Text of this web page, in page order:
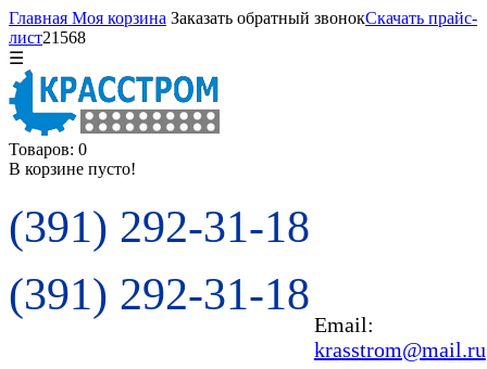
Главная Моя корзина Заказать обратный звонокСкачать прайс-
лист21568
☰
Товаров: 0
В корзине пусто!
(391) 292-31-18
(391) 292-31-18
Email:
krasstrom@mail.ru